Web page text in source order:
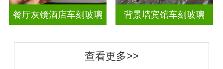
餐厅灰镜酒店车刻玻璃 背景墙宾馆车刻玻璃
查看更多>>